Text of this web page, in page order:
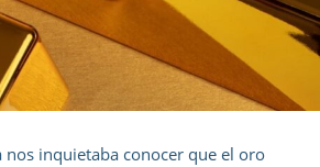
nos inquietaba conocer que el oro